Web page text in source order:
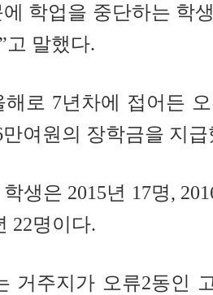
학업을 중단하는 학
고 말했다.
해로 7년차에 접어든
여원의 장학금을 지
생은 2015년 17명,
22명이다.
거주지가 오류2동인